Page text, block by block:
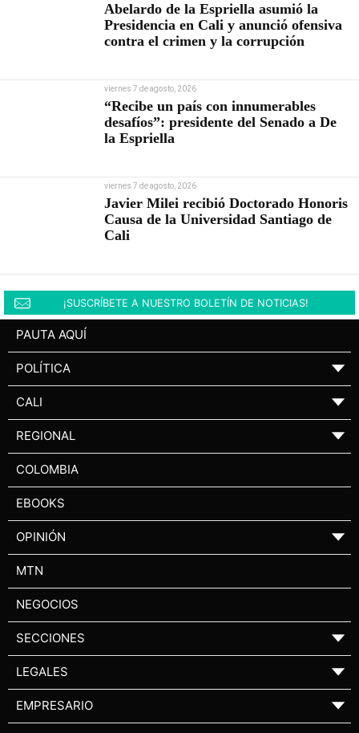
Abelardo de la Espriella asumió la
Presidencia en Cali y anunció ofensiva
contra el crimen y la corrupción
viernes 7 de agosto, 2026
“Recibe un país con innumerables
desafíos”: presidente del Senado a De
la Espriella
viernes 7 de agosto, 2026
Javier Milei recibió Doctorado Honoris
Causa de la Universidad Santiago de
Cali
¡SUSCRÍBETE A NUESTRO BOLETÍN DE NOTICIAS!
PAUTA AQUÍ
POLÍTICA ▼
CALI ▼
REGIONAL ▼
COLOMBIA
EBOOKS
OPINIÓN ▼
MTN
NEGOCIOS
SECCIONES ▼
LEGALES ▼
EMPRESARIO ▼